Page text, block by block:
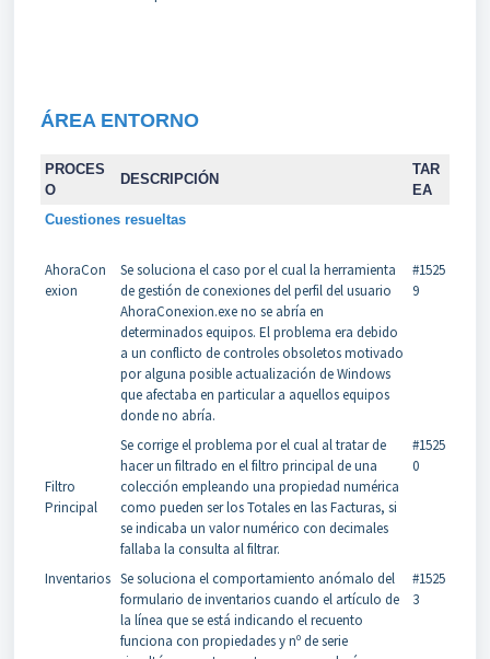
ÁREA ENTORNO
PROCES
O
DESCRIPCIÓN
TAR
EA
Cuestiones resueltas
AhoraCon
exion
Se soluciona el caso por el cual la herramienta
de gestión de conexiones del perfil del usuario
AhoraConexion.exe no se abría en
determinados equipos. El problema era debido
a un conflicto de controles obsoletos motivado
por alguna posible actualización de Windows
que afectaba en particular a aquellos equipos
donde no abría.
#1525
9
Filtro
Principal
Se corrige el problema por el cual al tratar de
hacer un filtrado en el filtro principal de una
colección empleando una propiedad numérica
como pueden ser los Totales en las Facturas, si
se indicaba un valor numérico con decimales
fallaba la consulta al filtrar.
#1525
0
Inventarios Se soluciona el comportamiento anómalo del
formulario de inventarios cuando el artículo de
la línea que se está indicando el recuento
funciona con propiedades y nº de serie
#1525
3